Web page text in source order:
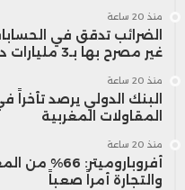
منذ 20 ساعة
الضرائب تدقق في
غير مصرح بها بـ3 مليارات درهم
منذ 20 ساعة
البنك الدولي يرصد
المقاولات المغربية
منذ 20 ساعة
والتجارة أمراً صعباً